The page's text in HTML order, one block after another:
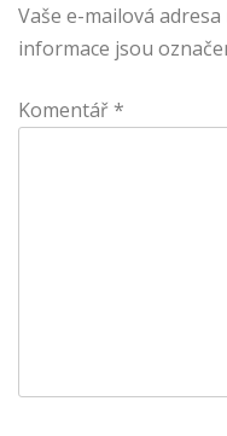
Vaše e-mailová
informace jsou
Komentář *